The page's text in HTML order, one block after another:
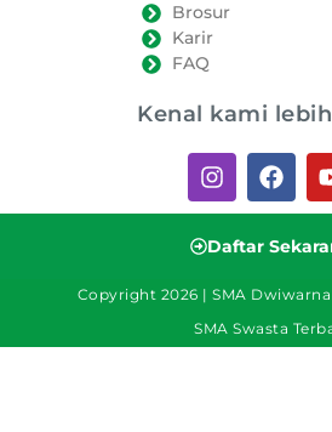
Brosur
Karir
FAQ
Kenal kami
Daftar
Copyright 2026 | SMA
SMA Swasta